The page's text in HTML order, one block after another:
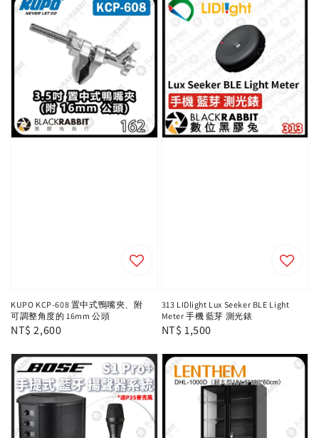
KUPO KCP-608 置中式鴨嘴夾、附
可調整角度的 16mm 公頭
Regular
NT$ 2,600
313 LIDlight Lux Seeker BLE Light
Meter 手機 藍芽 測光錶
Regular
NT$ 1,500